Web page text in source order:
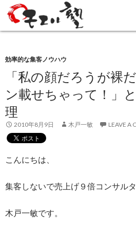
Search
SKIP
TO
効率的な集客ノウハウ
「私の顔だろうが裸
ン載せちゃって！」
理
2010年8月9日 木戸一敏 LEAVE A
こんにちは、
集客しないで売上げ９倍コンサル
木戸一敏です。